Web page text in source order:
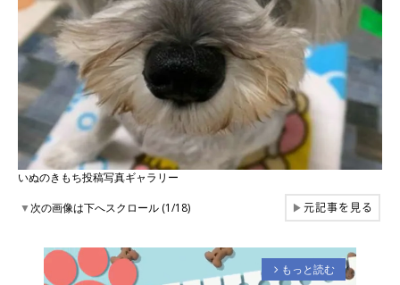
いぬのきもち投稿写真ギャラリー
▼次の画像は下へスクロール (1/18) ▶元記事を見る
arrow_forward_ios もっと読む